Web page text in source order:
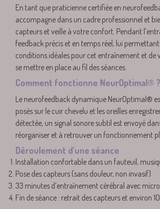
En tant que praticienne certifiée en
accompagne dans un cadre professionnel et
capteurs et veille à votre confort. Pendant
feedback précis et en temps réel, lui
conditions idéales pour cet entraînement et de
se mettre en place au fil des séances.
Comment fonctionne NeurOptimal® ?
Le neurofeedback dynamique NeurOptimal®
posés sur le cuir chevelu et les oreilles
détectée, un signal sonore subtil est envoyé
réorganiser et à retrouver un fonctionnement
Déroulement d’une séance
Installation confortable dans un fauteuil,
Pose des capteurs (sans douleur, non invasif)
33 minutes d’entraînement cérébral avec
Fin de séance : retrait des capteurs et environ